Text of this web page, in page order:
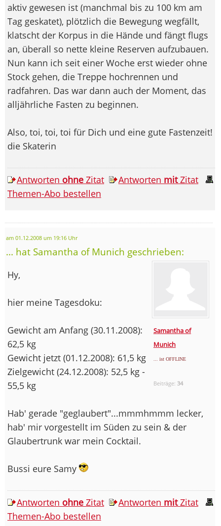
aktiv gewesen ist (manchmal bis zu 100 km am
Tag geskatet), plötzlich die Bewegung wegfällt,
klatscht der Korpus in die Hände und fängt flugs
an, überall so nette kleine Reserven aufzubauen.
Nun kann ich seit einer Woche erst wieder ohne
Stock gehen, die Treppe hochrennen und
radfahren. Das war dann auch der Moment, das
alljährliche Fasten zu beginnen.
Also, toi, toi, toi für Dich und eine gute Fastenzeit!
die Skaterin
Antworten ohne Zitat Antworten mitZitat
Themen-Abo bestellen
am 01.12.2008 um 19:16 Uhr
... hat Samantha of Munich geschrieben:
Samantha of
Munich
... ist OFFLINE
Beiträge:34
Hy,
hier meine Tagesdoku:
Gewicht am Anfang (30.11.2008):
62,5 kg
Gewicht jetzt (01.12.2008): 61,5 kg
Zielgewicht (24.12.2008): 52,5 kg -
55,5 kg
Hab' gerade "geglaubert"...mmmhmmm lecker,
hab' mir vorgestellt im Süden zu sein & der
Glaubertrunk war mein Cocktail.
Bussi eure Samy
Antworten ohne Zitat Antworten mitZitat
Themen-Abo bestellen